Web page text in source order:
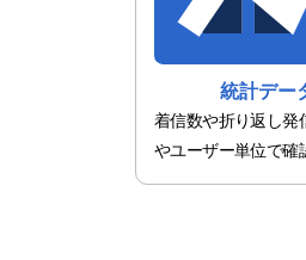
統計デー
着信数や折り返し発
やユーザー単位で確